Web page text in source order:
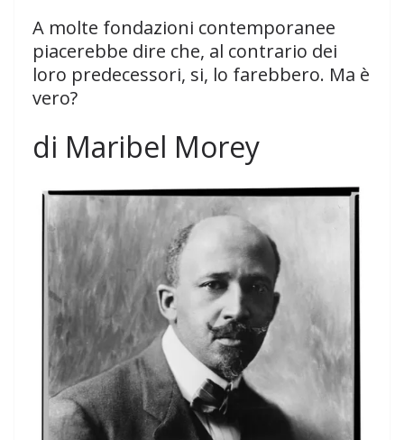
A molte fondazioni contemporanee
piacerebbe dire che, al contrario dei
loro predecessori, si, lo farebbero. Ma è
vero?
di Maribel Morey